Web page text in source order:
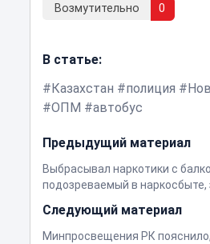
Возмутительно 0
В статье:
Казахстан
полиция
ОПМ
автобус
Предыдущий материал
Выбрасывал наркотики с
подозреваемый в
Следующий материал
Минпросвещения РК